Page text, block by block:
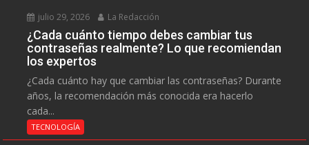
julio 29, 2026 La Redacción
¿Cada cuánto tiempo debes cambiar tus
contraseñas realmente? Lo que recomiendan
los expertos
¿Cada cuánto hay que cambiar las contraseñas? Durante
años, la recomendación más conocida era hacerlo
cada...
TECNOLOGÍA